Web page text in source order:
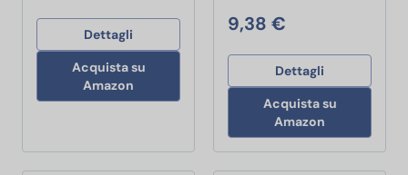
Dettagli
Acquista su
Amazon
9,38 €
Dettagli
Acquista su
Amazon